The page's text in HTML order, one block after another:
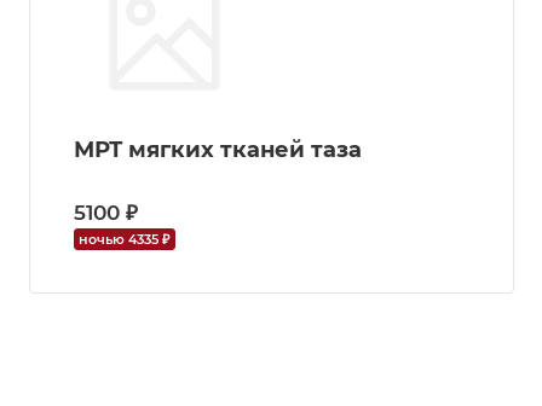
МРТ мягких тканей таза
5100 ₽
ночью 4335 ₽